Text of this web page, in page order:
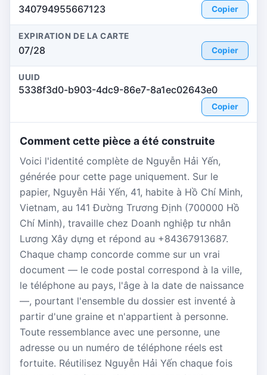
340794955667123 Copier
EXPIRATION DE LA CARTE
07/28 Copier
UUID
5338f3d0-b903-4dc9-86e7-8a1ec02643e0
Copier
Comment cette pièce a été construite
Voici l'identité complète de Nguyễn Hải Yến,
générée pour cette page uniquement. Sur le
papier, Nguyễn Hải Yến, 41, habite à Hồ Chí Minh,
Vietnam, au 141 Đường Trương Định (700000 Hồ
Chí Minh), travaille chez Doanh nghiệp tư nhân
Lương Xây dựng et répond au +84367913687.
Chaque champ concorde comme sur un vrai
document — le code postal correspond à la ville,
le téléphone au pays, l'âge à la date de naissance
—, pourtant l'ensemble du dossier est inventé à
partir d'une graine et n'appartient à personne.
Toute ressemblance avec une personne, une
adresse ou un numéro de téléphone réels est
fortuite. Réutilisez Nguyễn Hải Yến chaque fois